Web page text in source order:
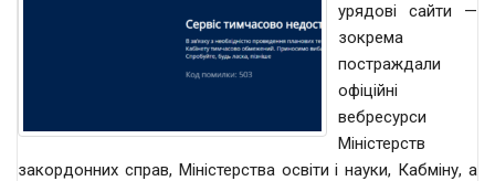
урядові сайти —
зокрема
постраждали
офіційні
вебресурси
Міністерств
закордонних справ, Міністерства освіти і науки, Кабміну, а